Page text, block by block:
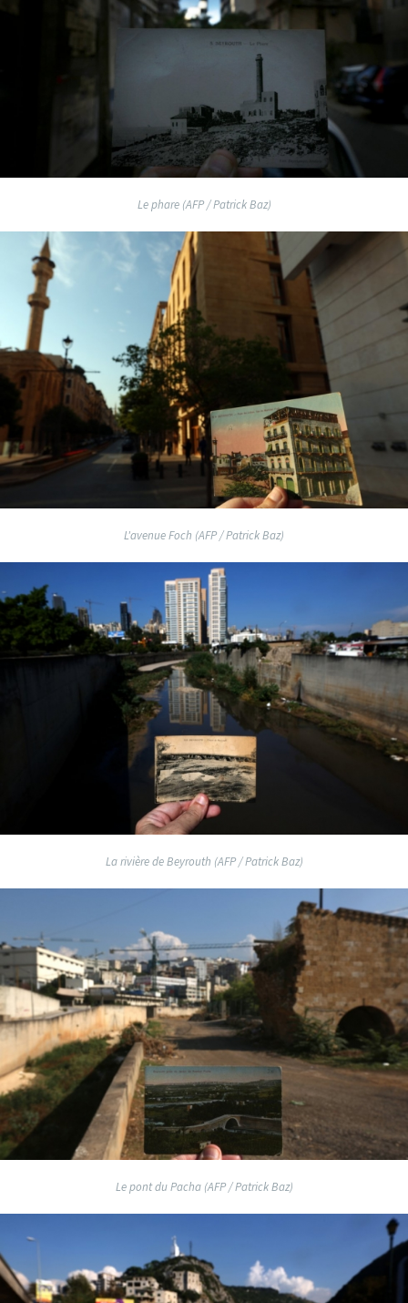
Le phare (AFP / Patrick Baz)
L'avenue Foch (AFP / Patrick Baz)
La rivière de Beyrouth (AFP / Patrick Baz)
Le pont du Pacha (AFP / Patrick Baz)